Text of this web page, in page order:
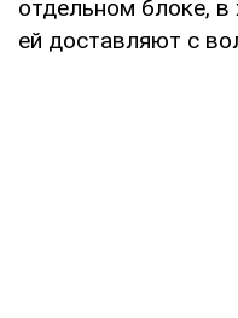
отдельном блоке, в
ей доставляют с